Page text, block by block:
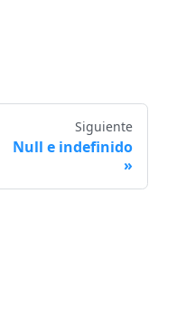
Siguiente
Null e indefinido